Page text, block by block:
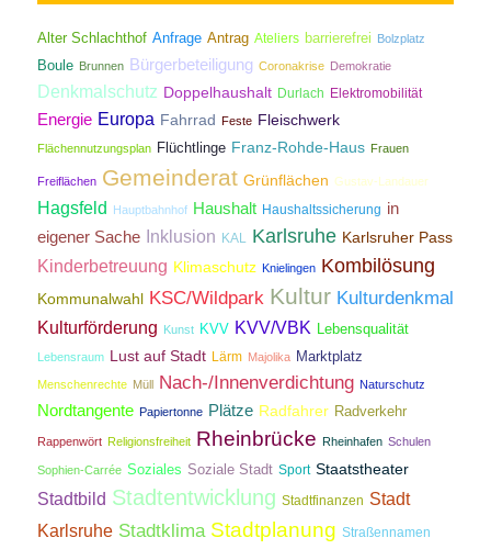
Alter Schlachthof Anfrage Antrag Ateliers barrierefrei Bolzplatz
Boule Brunnen Bürgerbeteiligung Coronakrise Demokratie
Denkmalschutz Doppelhaushalt Durlach Elektromobilität
Energie Europa Fahrrad Feste Fleischwerk
Flächennutzungsplan Flüchtlinge Franz-Rohde-Haus Frauen
Freiflächen Gemeinderat Grünflächen Gustav-Landauer
Hagsfeld Hauptbahnhof Haushalt Haushaltssicherung in
eigener Sache Inklusion KAL Karlsruhe Karlsruher Pass
Kinderbetreuung Klimaschutz Knielingen Kombilösung
Kommunalwahl KSC/Wildpark Kultur Kulturdenkmal
Kulturförderung Kunst KVV KVV/VBK Lebensqualität
Lebensraum Lust auf Stadt Lärm Majolika Marktplatz
Menschenrechte Müll Nach-/Innenverdichtung Naturschutz
Nordtangente Papiertonne Plätze Radfahrer Radverkehr
Rappenwört Religionsfreiheit Rheinbrücke Rheinhafen Schulen
Sophien-Carrée Soziales Soziale Stadt Sport Staatstheater
Stadtbild Stadtentwicklung Stadtfinanzen Stadt
Karlsruhe Stadtklima Stadtplanung Straßennamen